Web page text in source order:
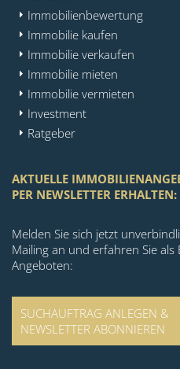
Immobilienbewertung
Immobilie kaufen
Immobilie verkaufen
Immobilie mieten
Immobilie vermieten
Investment
Ratgeber
AKTUELLE
PER NEWSLETTER ERHALTEN:
Melden Sie sich jetzt
Mailing an und erfahren Sie
Angeboten:
SUCHAUFTRAG ANLEGEN &
NEWSLETTER ABONNIEREN